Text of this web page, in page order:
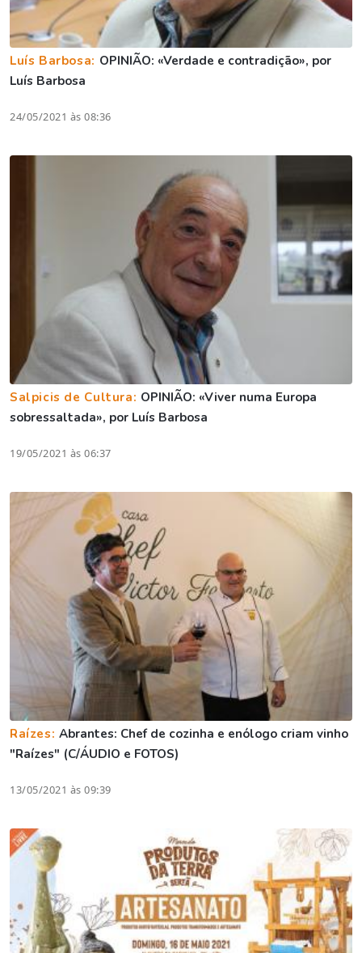
Luís Barbosa: OPINIÃO: «Verdade e contradição», por
Luís Barbosa
24/05/2021 às 08:36
Salpicis de Cultura: OPINIÃO: «Viver numa Europa
sobressaltada», por Luís Barbosa
19/05/2021 às 06:37
Raízes: Abrantes: Chef de cozinha e enólogo criam vinho
"Raízes" (C/ÁUDIO e FOTOS)
13/05/2021 às 09:39